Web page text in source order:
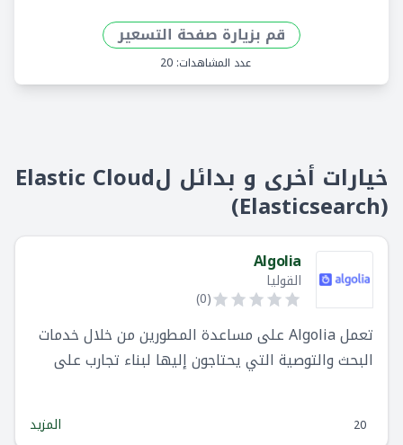
قم بزيارة صفحة التسعير
عدد المشاهدات: 20
خيارات أخرى و بدائل لElastic Cloud
(Elasticsearch)
Algolia
القوليا
(
0
)
تعمل Algolia على مساعدة المطورين من خلال خدمات
البحث والتوصية التي يحتاجون إليها لبناء تجارب على
20 المزيد